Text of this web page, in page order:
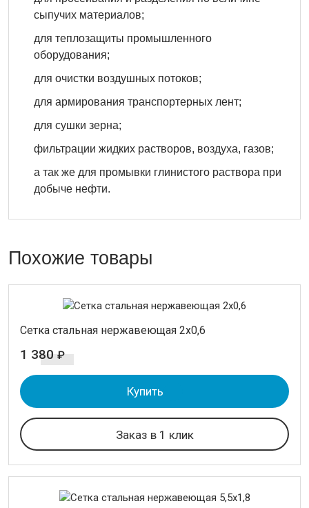
сыпучих материалов;
для теплозащиты промышленного
оборудования;
для очистки воздушных потоков;
для армирования транспортерных лент;
для сушки зерна;
фильтрации жидких растворов, воздуха, газов;
а так же для промывки глинистого раствора при
добыче нефти.
Похожие товары
Cетка стальная нержавеющая 2х0,6
1 380 ₽
Купить
Заказ в 1 клик